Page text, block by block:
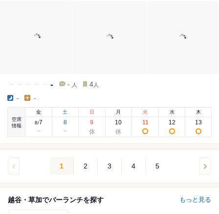
- - 人 4 人
- -
空席
情報
金
8/7
土
8
日
9
月
10
火
11
水
12
木
13
1 2 3 4 5
越谷・草加でバーランチを探す もっと見る